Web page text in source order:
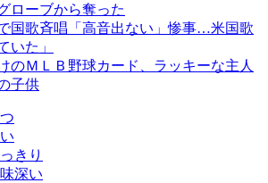
ローブから奪った
国歌斉唱「高音出ない」惨事…米国歌
いた」
のＭＬＢ野球カード、ラッキーな主人
子供
きり
深い